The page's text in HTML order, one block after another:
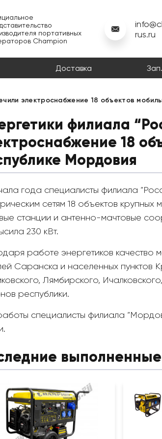
портативных
Champion
rus.ru
Доставка
электроснабжение 18 объектов
филиала
18
Мордовия
года специалисты филиала
сетям 18 объектов
станции и антенно-мачтовые
230 кВт.
работе энергетиков качество
Саранска и населенных пунктов
Лямбирского,
республики.
специалисты филиала